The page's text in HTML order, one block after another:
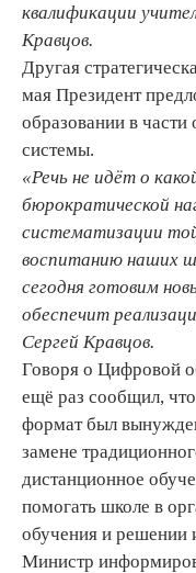
квалификации
Кравцов.
Другая
мая Президент
образовании в части
системы.
«Речь не идёт о
бюрократической
систематизации
воспитанию наших
сегодня готовим
обеспечит
Сергей Кравцов.
Говоря о Цифровой
ещё раз сообщил,
формат был
замене
дистанционное
помогать школе в
обучения и
Министр